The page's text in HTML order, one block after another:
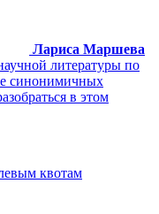
Лариса Маршева
литературы по
синонимичных
в этом
квотам